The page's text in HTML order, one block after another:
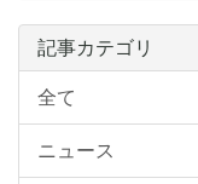
記事カテゴリ
全て
ニュース